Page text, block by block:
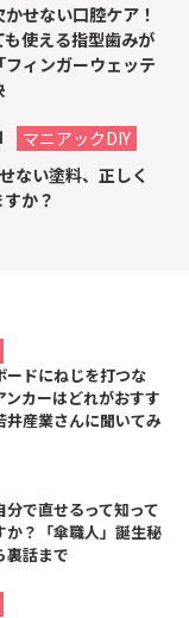
せない口腔ケア！
使える指型歯みが
フィンガーウェッテ
マニアックDIY
ない塗料、正しく
か？
ードにねじを打つな
ンカーはどれがおすす
井産業さんに聞いてみ
分で直せるって知って
か？「傘職人」誕生秘
裏話まで